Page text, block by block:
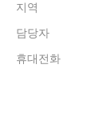
지역
담당자
휴대전화